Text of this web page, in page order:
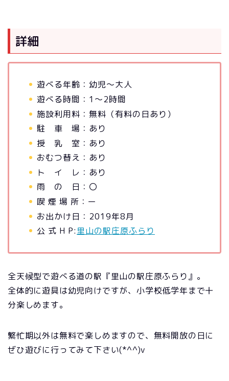
詳細
遊べる年齢：幼児～大人
遊べる時間：1～2時間
施設利用料：無料（有料の日あり）
駐 車 場：あり
授 乳 室：あり
おむつ替え：あり
ト イ レ：あり
雨 の 日：〇
喫 煙 場 所：ー
お出かけ日：2019年8月
公 式 H P: 里山の駅庄原ふらり
全天候型で遊べる道の駅『里山の駅庄原ふらり』。
全体的に遊具は幼児向けですが、小学校低学年まで十
分楽しめます。
繁忙期以外は無料で楽しめますので、無料開放の日に
ぜひ遊びに行ってみて下さい(*^^)v